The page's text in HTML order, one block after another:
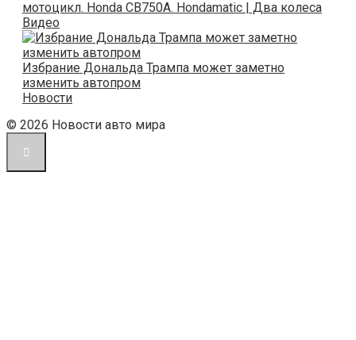
мотоцикл. Honda CB750A. Hondamatic | Два колеса
Видео
Избрание Дональда Трампа может заметно
изменить автопром
Новости
© 2026 Новости авто мира